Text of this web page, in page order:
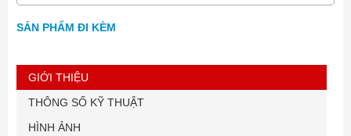
SẢN PHẨM ĐI KÈM
GIỚI THIỆU
THÔNG SỐ KỸ THUẬT
HÌNH ẢNH